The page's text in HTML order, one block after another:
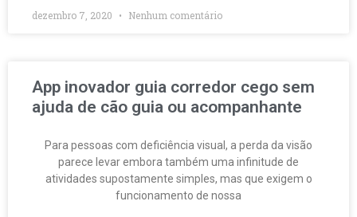
dezembro 7, 2020 Nenhum comentário
App inovador guia corredor cego sem
ajuda de cão guia ou acompanhante
Para pessoas com deficiência visual, a perda da visão
parece levar embora também uma infinitude de
atividades supostamente simples, mas que exigem o
funcionamento de nossa